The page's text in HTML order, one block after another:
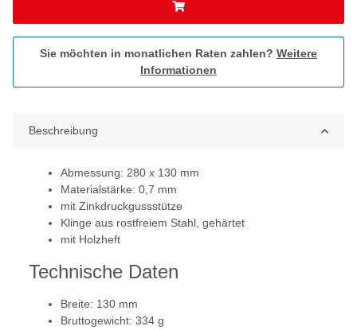
Sie möchten in monatlichen Raten zahlen? Weitere
Informationen
Beschreibung
Abmessung: 280 x 130 mm
Materialstärke: 0,7 mm
mit Zinkdruckgussstütze
Klinge aus rostfreiem Stahl, gehärtet
mit Holzheft
Technische Daten
Breite: 130 mm
Bruttogewicht: 334 g